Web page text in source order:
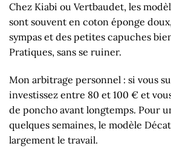
Chez Kiabi ou Vertbaudet, les
sont souvent en coton éponge
sympas et des petites capuches
Pratiques, sans se ruiner.
Mon arbitrage personnel : si vous
investissez entre 80 et 100 € et
de poncho avant longtemps. Pour
quelques semaines, le modèle
largement le travail.